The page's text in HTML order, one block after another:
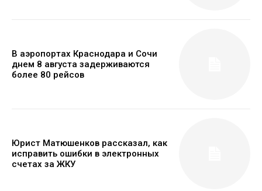
В аэропортах Краснодара и Сочи
днем 8 августа задерживаются
более 80 рейсов
Юрист Матюшенков рассказал, как
исправить ошибки в электронных
счетах за ЖКУ